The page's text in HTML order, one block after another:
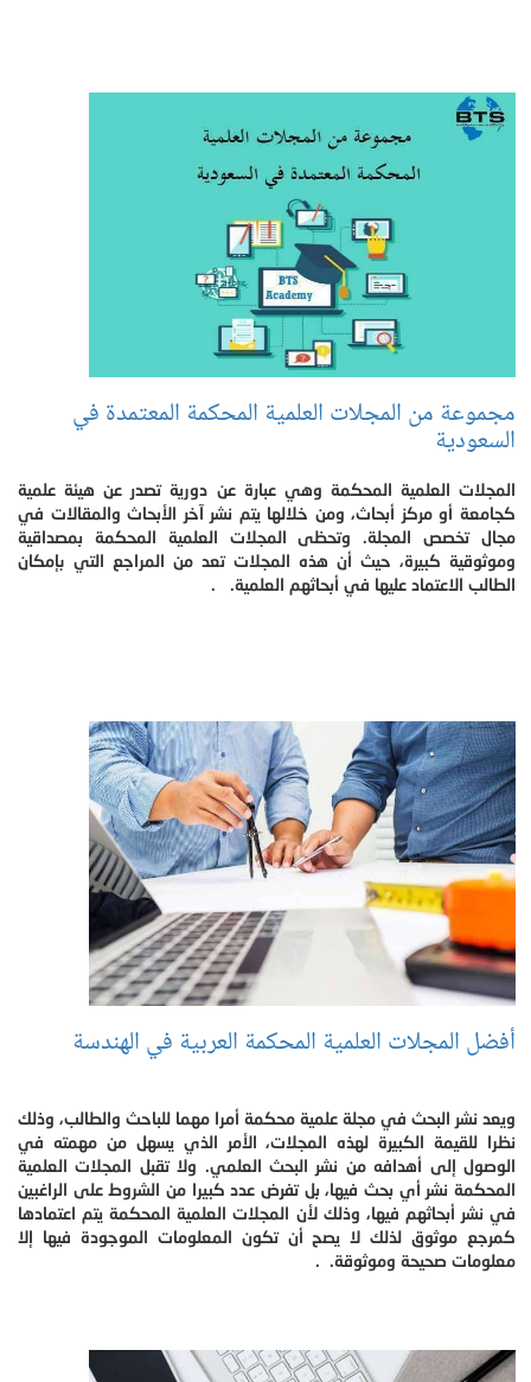
مجموعة من المجلات العلمية المحكمة المعتمدة في
السعودية
المجلات العلمية المحكمة وهي عبارة عن دورية تصدر عن هيئة علمية
كجامعة أو مركز أبحاث، ومن خلالها يتم نشر آخر الأبحاث والمقالات في
مجال تخصص المجلة. وتحظى المجلات العلمية المحكمة بمصداقية
وموثوقية كبيرة، حيث أن هذه المجلات تعد من المراجع التي بإمكان
الطالب الاعتماد عليها في أبحاثهم العلمية. .
أفضل المجلات العلمية المحكمة العربية في الهندسة
ويعد نشر البحث في مجلة علمية محكمة أمرا مهما للباحث والطالب، وذلك
نظرا للقيمة الكبيرة لهذه المجلات، الأمر الذي يسهل من مهمته في
الوصول إلى أهدافه من نشر البحث العلمي. ولا تقبل المجلات العلمية
المحكمة نشر أي بحث فيها، بل تفرض عدد كبيرا من الشروط على الراغبين
في نشر أبحاثهم فيها، وذلك لأن المجلات العلمية المحكمة يتم اعتمادها
كمرجع موثوق لذلك لا يصح أن تكون المعلومات الموجودة فيها إلا
معلومات صحيحة وموثوقة. .